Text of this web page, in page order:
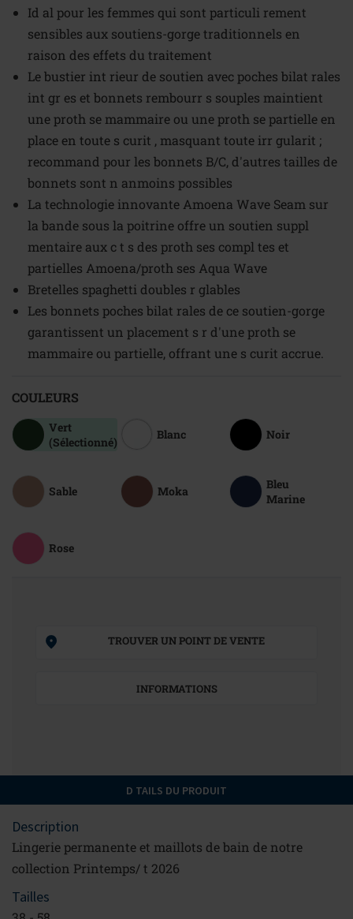
Id al pour les femmes qui sont particuli rement
sensibles aux soutiens-gorge traditionnels en
raison des effets du traitement
Le bustier int rieur de soutien avec poches bilat rales
int gr es et bonnets rembourr s souples maintient
une proth se mammaire ou une proth se partielle en
place en toute s curit , masquant toute irr gularit ;
recommand pour les bonnets B/C, d'autres tailles de
bonnets sont n anmoins possibles
La technologie innovante Amoena Wave Seam sur
la bande sous la poitrine offre un soutien suppl
mentaire aux c t s des proth ses compl tes et
partielles Amoena/proth ses Aqua Wave
Bretelles spaghetti doubles r glables
Les bonnets poches bilat rales de ce soutien-gorge
garantissent un placement s r d'une proth se
mammaire ou partielle, offrant une s curit accrue.
COULEURS
Vert
(Sélectionné)
Blanc Noir
Sable Moka
Bleu
Marine
Rose
TROUVER UN POINT DE VENTE
INFORMATIONS
D TAILS DU PRODUIT
Description
Lingerie permanente et maillots de bain de notre
collection Printemps/ t 2026
Tailles